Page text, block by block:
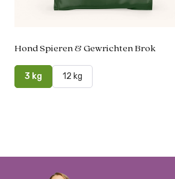
Hond Spieren & Gewrichten Brok
3 kg 12 kg